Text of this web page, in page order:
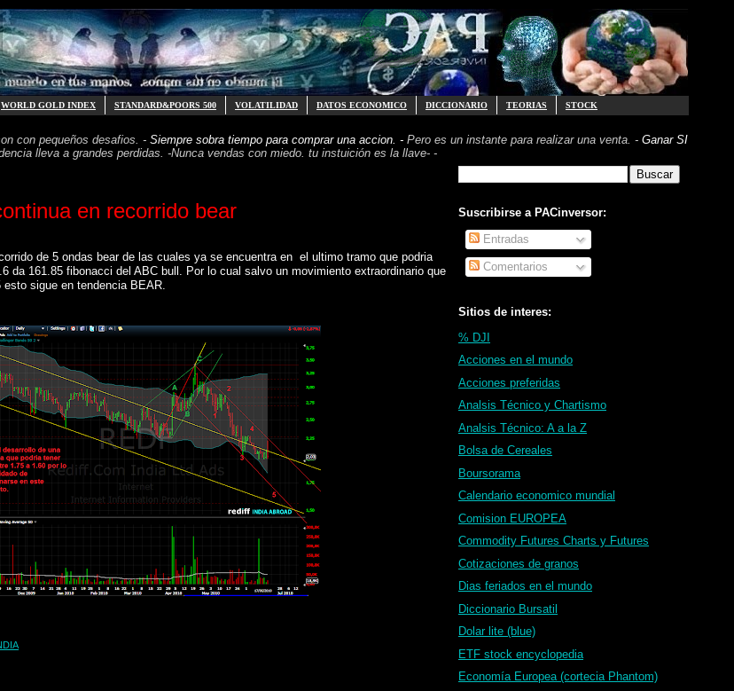
WORLD GOLD INDEX STANDARD&POORS 500 VOLATILIDAD DATOS ECONOMICO DICCIONARIO TEORIAS
STOCK
con pequeños desafios. - Siempre sobra tiempo para comprar una accion. - Pero es un instante para realizar una venta. - Ganar SI
lleva a grandes perdidas. -Nunca vendas con miedo. tu instuición es la llave- -
en recorrido bear
de 5 ondas bear de las cuales ya se encuentra en el ultimo tramo que podria
da 161.85 fibonacci del ABC bull. Por lo cual salvo un movimiento extraordinario que
sigue en tendencia BEAR.
Suscribirse a PACinversor:
Entradas
Comentarios
Sitios de interes:
% DJI
Acciones en el mundo
Acciones preferidas
Analsis Técnico y Chartismo
Analsis Técnico: A a la Z
Bolsa de Cereales
Boursorama
Calendario economico mundial
Comision EUROPEA
Commodity Futures Charts y Futures
Cotizaciones de granos
Dias feriados en el mundo
Diccionario Bursatil
Dolar lite (blue)
ETF stock encyclopedia
Economía Europea (cortecia Phantom)